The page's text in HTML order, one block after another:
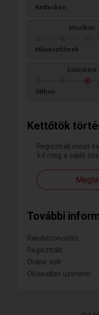
Kettőtök
Regisztrálj most
Írd meg a saját
További
Randiazonosító:
Regisztrált:
Online volt:
Olvasatlan üzenetei:
Kettesben
Moziban...
Művészfilmek
Otthon